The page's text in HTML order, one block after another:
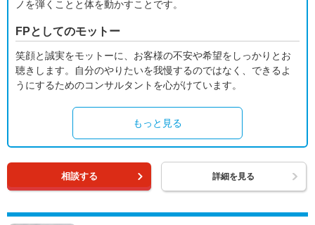
ノを弾くことと体を動かすことです。
FPとしてのモットー
笑顔と誠実をモットーに、お客様の不安や希望をしっかりとお
聴きします。自分のやりたいを我慢するのではなく、できるよ
うにするためのコンサルタントを心がけています。
もっと見る
相談する 詳細を見る